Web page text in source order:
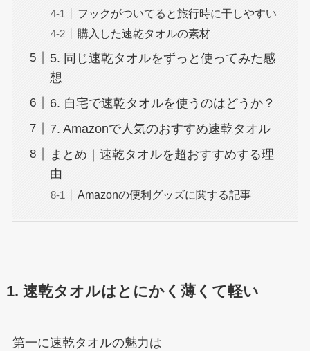
フックがついてると旅行時に干しやすい
購入した速乾タオルの素材
5. 同じ速乾タオルをずっと使ってみた感
想
6. 自宅で速乾タオルを使うのはどうか？
7. Amazonで人気のおすすめ速乾タオル
まとめ｜速乾タオルを超おすすめする理
由
Amazonの便利グッズに関する記事
1. 速乾タオルはとにかく薄くて軽い
第一に速乾タオルの魅力は